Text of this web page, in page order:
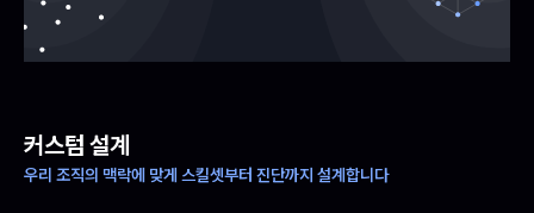
커스텀 설계
우리 조직의 맥락에 맞게 스킬셋부터 진단까지 설계합니다